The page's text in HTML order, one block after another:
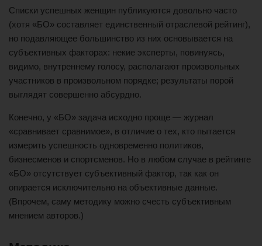
Списки успешных женщин публикуются довольно часто
(хотя «БО» составляет единственный отраслевой рейтинг),
но подавляющее большинство из них основывается на
субъективных факторах: некие эксперты, повинуясь,
видимо, внутреннему голосу, располагают произвольных
участников в произвольном порядке; результаты порой
выглядят совершенно абсурдно.
Конечно, у «БО» задача исходно проще — журнал
«сравнивает сравнимое», в отличие о тех, кто пытается
измерить успешность одновременно политиков,
бизнесменов и спортсменов. Но в любом случае в рейтинге
«БО» отсутствует субъективный фактор, так как он
опирается исключительно на объективные данные.
(Впрочем, саму методику можно счесть субъективным
мнением авторов.)